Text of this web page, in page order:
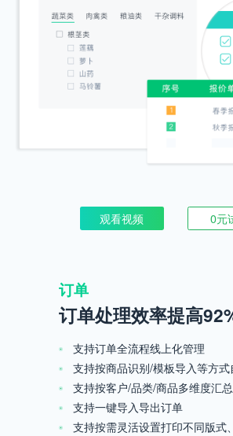
观看视频 0元
订单
订单处理效率提高
支持订单全流程线上化管理
支持按商品识别/模板导入等方
支持按客户/品类/商品多维度汇总
支持一键导入导出订单
支持按需灵活设置打印不同版式